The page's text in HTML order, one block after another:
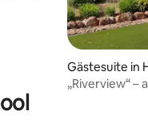
Gästesuite in
„Riverview“ –